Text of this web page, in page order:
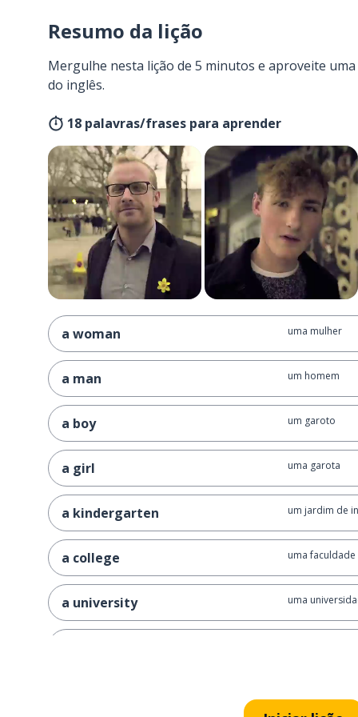
Resumo da lição
Mergulhe nesta lição de 5 minutos e aproveite
do inglês.
18 palavras/frases para aprender
a woman uma mulher
a man um homem
a boy um garoto
a girl uma garota
a kindergarten um jardim de
a college uma faculdade
a university uma